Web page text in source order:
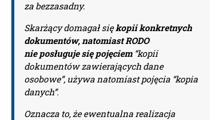
za bezzasadny.
Skarżący domagał siękopii konkretnych
dokumentów, natomiast RODO
nie posługuje się pojęciem“kopii
dokumentów zawierających dane
osobowe”, używa natomiast pojęcia “kopia
danych”.
Oznacza to, że ewentualna realizacja